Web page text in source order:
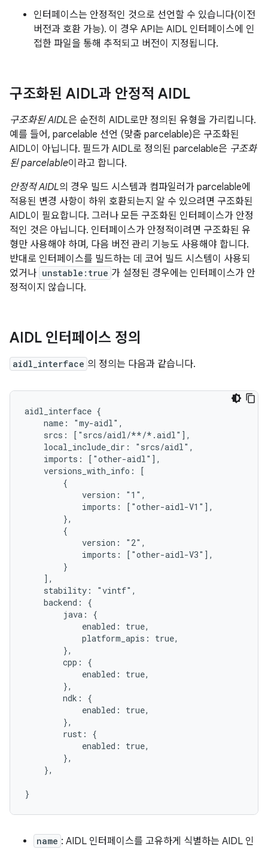
인터페이스는 안정적인 것으로 선언할 수 있습니다(이전
버전과 호환 가능). 이 경우 API는 AIDL 인터페이스에 인
접한 파일을 통해 추적되고 버전이 지정됩니다.
구조화된 AIDL과 안정적 AIDL
구조화된 AIDL은 순전히 AIDL로만 정의된 유형을 가리킵니다.
예를 들어, parcelable 선언 (맞춤 parcelable)은 구조화된
AIDL이 아닙니다. 필드가 AIDL로 정의된 parcelable은 구조화
된 parcelable이라고 합니다.
안정적 AIDL의 경우 빌드 시스템과 컴파일러가 parcelable에
적용된 변경 사항이 하위 호환되는지 알 수 있으려면 구조화된
AIDL이 필요합니다. 그러나 모든 구조화된 인터페이스가 안정
적인 것은 아닙니다. 인터페이스가 안정적이려면 구조화된 유
형만 사용해야 하며, 다음 버전 관리 기능도 사용해야 합니다.
반대로 인터페이스를 빌드하는 데 코어 빌드 시스템이 사용되
었거나 unstable:true 가 설정된 경우에는 인터페이스가 안
정적이지 않습니다.
AIDL 인터페이스 정의
aidl_interface 의 정의는 다음과 같습니다.
aidl_interface {
    name: "my-aidl",
    srcs: ["srcs/aidl/**/*.aidl"],
    local_include_dir: "srcs/aidl",
    imports: ["other-aidl"],
    versions_with_info: [
        {
            version: "1",
            imports: ["other-aidl-V1"],
        },
        {
            version: "2",
            imports: ["other-aidl-V3"],
        }
    ],
    stability: "vintf",
    backend: {
        java: {
            enabled: true,
            platform_apis: true,
        },
        cpp: {
            enabled: true,
        },
        ndk: {
            enabled: true,
        },
        rust: {
            enabled: true,
        },
    },
name : AIDL 인터페이스를 고유하게 식별하는 AIDL 인